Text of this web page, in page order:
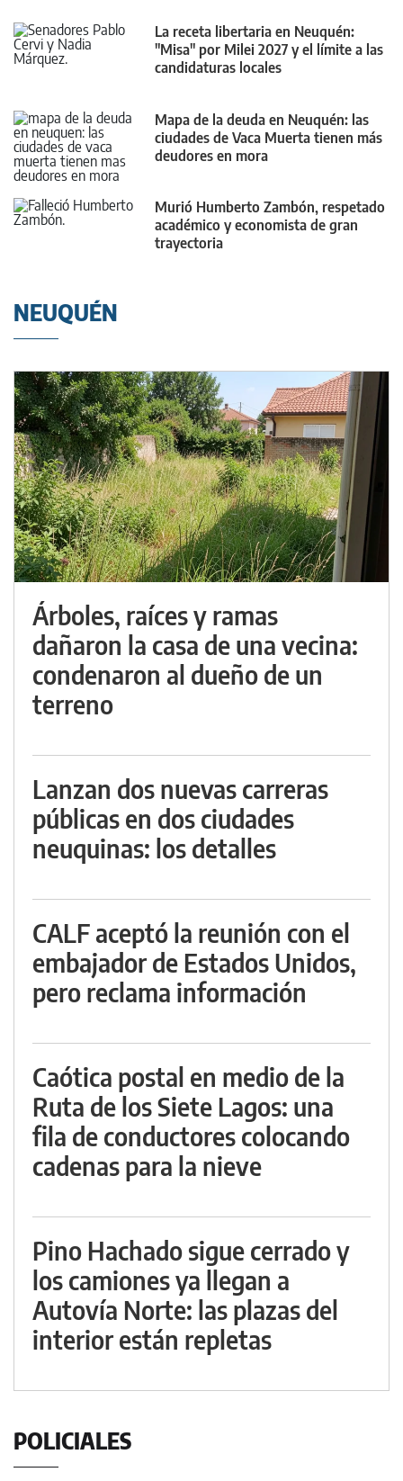
La receta libertaria en Neuquén:
"Misa" por Milei 2027 y el límite a las
candidaturas locales
Mapa de la deuda en Neuquén: las
ciudades de Vaca Muerta tienen más
deudores en mora
Murió Humberto Zambón, respetado
académico y economista de gran
trayectoria
NEUQUÉN
Árboles, raíces y ramas
dañaron la casa de una vecina:
condenaron al dueño de un
terreno
Lanzan dos nuevas carreras
públicas en dos ciudades
neuquinas: los detalles
CALF aceptó la reunión con el
embajador de Estados Unidos,
pero reclama información
Caótica postal en medio de la
Ruta de los Siete Lagos: una
fila de conductores colocando
cadenas para la nieve
Pino Hachado sigue cerrado y
los camiones ya llegan a
Autovía Norte: las plazas del
interior están repletas
POLICIALES